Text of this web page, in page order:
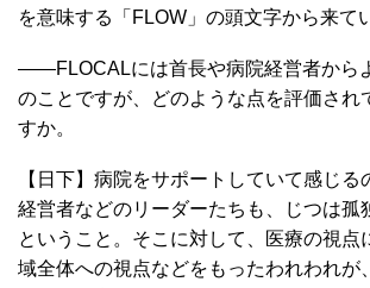
を意味する「FLOW」の頭文字から来て
――FLOCALには首長や病院経営者から
のことですが、どのような点を評価され
すか。
【日下】病院をサポートしていて感じる
経営者などのリーダーたちも、じつは孤
ということ。そこに対して、医療の視点
域全体への視点などをもったわれわれが